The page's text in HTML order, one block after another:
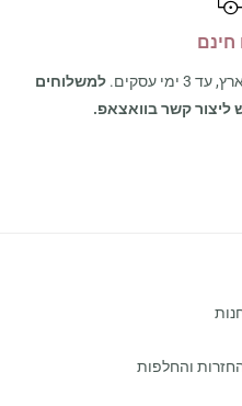
למשלוחים
ליצור קשר בוואצאפ.
והחלפות